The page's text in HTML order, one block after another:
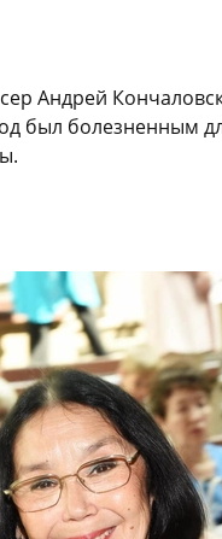
Андрей
был болезненным